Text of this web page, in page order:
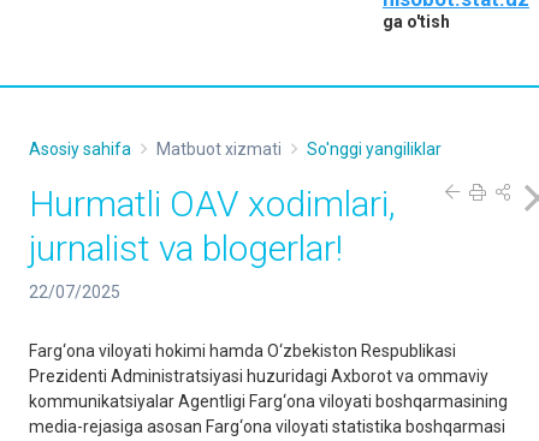
ga o'tish
Asosiy sahifa Matbuot xizmati So'nggi yangiliklar
Hurmatli OAV xodimlari,
jurnalist va blogerlar!
22/07/2025
Farg‘ona viloyati hokimi hamda O‘zbekiston Respublikasi
Prezidenti Administratsiyasi huzuridagi Axborot va ommaviy
kommunikatsiyalar Agentligi Farg‘ona viloyati boshqarmasining
media-rejasiga asosan Farg‘ona viloyati statistika boshqarmasi